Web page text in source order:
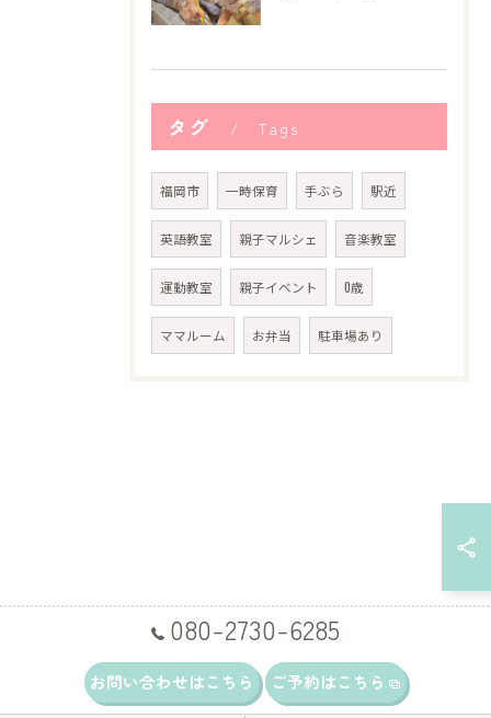
タグ Tags
福岡市 一時保育 手ぶら 駅近
英語教室 親子マルシェ 音楽教室
運動教室 親子イベント 0歳
ママルーム お弁当 駐車場あり
080-2730-6285
お問い合わせはこちら ご予約はこちら